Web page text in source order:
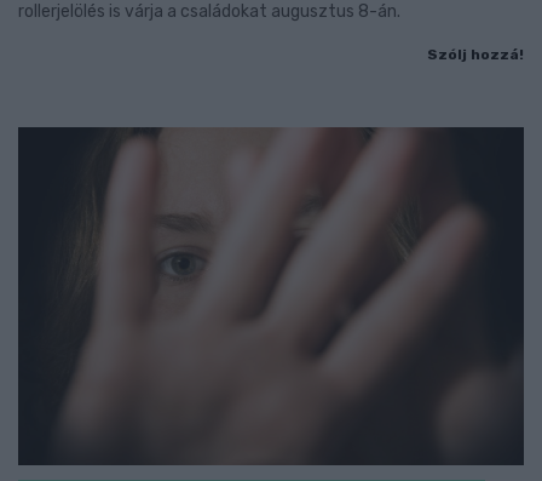
rollerjelölés is várja a családokat augusztus 8-án.
Szólj hozzá!